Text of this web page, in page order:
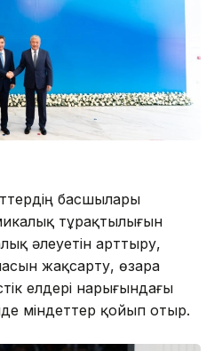
басшылары
тұрақтылығын
әлеуетін арттыру,
жақсарту, өзара
елдері нарығындағы
міндеттер қойып отыр.